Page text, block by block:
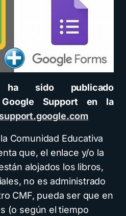
ha sido publicado
Support en la
Comunidad Educativa
que, el enlace y/o la
alojados los libros,
no es administrado
CMF, pueda ser que en
(o según el tiempo